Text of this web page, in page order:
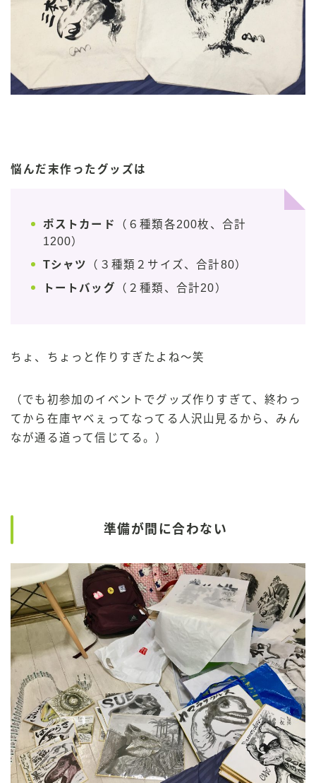
悩んだ末作ったグッズは
ポストカード
（６種類各200枚、合計
1200）
Tシャツ
（３種類２サイズ、合計80）
トートバッグ
（２種類、合計20）
ちょ、ちょっと作りすぎたよね〜笑
（でも初参加のイベントでグッズ作りすぎて、終わっ
てから在庫ヤベぇってなってる人沢山見るから、みん
なが通る道って信じてる。）
準備が間に合わない